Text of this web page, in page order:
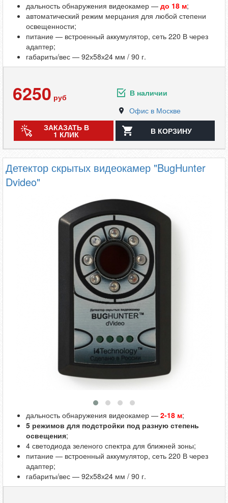
дальность обнаружения видеокамер — до 18 м;
автоматический режим мерцания для любой степени
освещенности;
питание — встроенный аккумулятор, сеть 220 В через
адаптер;
габариты/вес — 92х58х24 мм / 90 г.
6250 руб
В наличии
Офис в Москве
ЗАКАЗАТЬ В
1 КЛИК В КОРЗИНУ
Детектор скрытых видеокамер "BugHunter
Dvideo"
дальность обнаружения видеокамер — 2-18 м;
5 режимов для подстройки под разную степень
освещения;
4 светодиода зеленого спектра для ближней зоны;
питание — встроенный аккумулятор, сеть 220 В через
адаптер;
габариты/вес — 92х58х24 мм / 90 г.